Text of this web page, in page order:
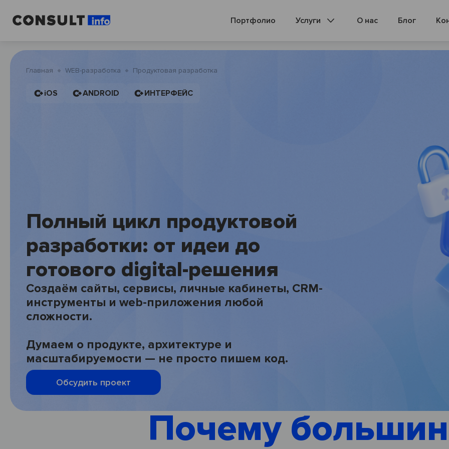
Портфолио Услуги
WEB-разработка
Битрикс 24
Миграции 24
Академия Битрикс24
Проектирование и дизайн
О нас Блог
Главная WEB-разработка Продуктовая разработка
iOS ANDROID ИНТЕРФЕЙС
Полный цикл продуктовой
разработки: от идеи до
готового digital-решения
Создаём сайты, сервисы, личные кабинеты, CRM-
инструменты и web-приложения любой
сложности.
Думаем о продукте, архитектуре и
масштабируемости — не просто пишем код.
Обсудить проект
Почему